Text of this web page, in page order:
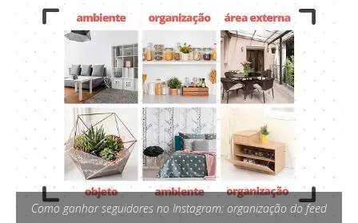
Como ganhar seguidores no Instagram: organização do feed